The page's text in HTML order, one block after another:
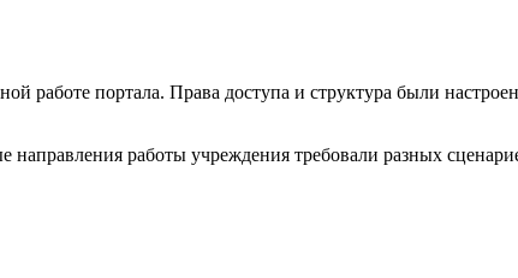
работе портала. Права доступа и структура были
работы учреждения требовали разных